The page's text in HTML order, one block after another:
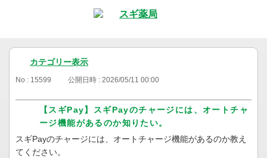
カテゴリー表示
No : 15599 公開日時 : 2026/05/11 00:00
【スギPay】スギPayのチャージには、オートチャ
ージ機能があるのか知りたい。
スギPayのチャージには、オートチャージ機能があるのか教え
てください。